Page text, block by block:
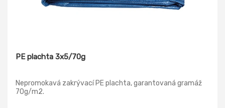
PE plachta 3x5/70g
Nepromokavá zakrývací PE plachta, garantovaná gramáž
70g/m2.